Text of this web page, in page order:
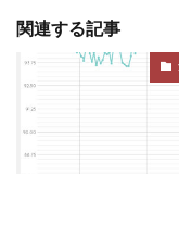
関連する記事